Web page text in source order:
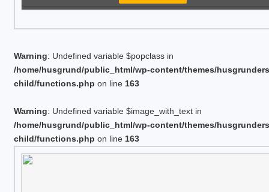
Warning: Undefined variable $popclass in
/home/husgrund/public_html/wp-content/themes/
child/functions.php on line 163
Warning: Undefined variable $image_with_text in
/home/husgrund/public_html/wp-content/themes/
child/functions.php on line 163